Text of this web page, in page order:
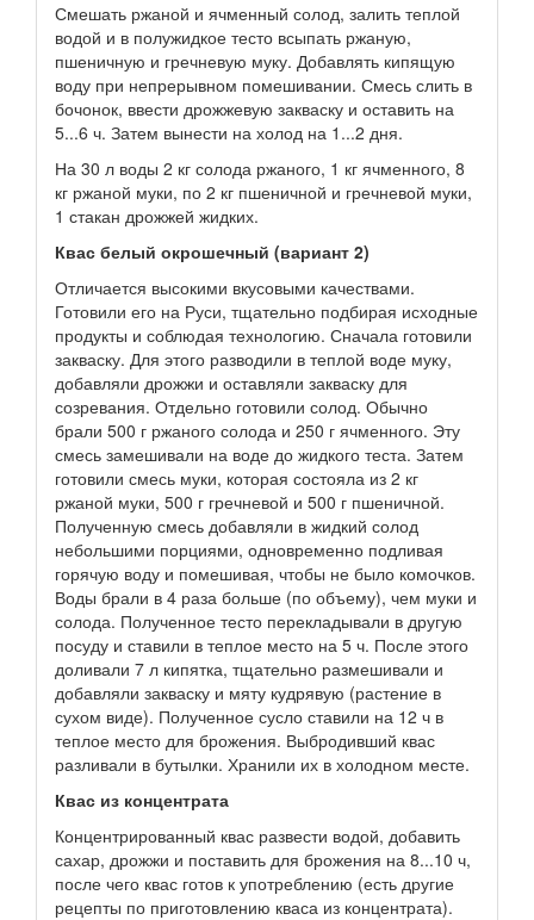
Смешать ржаной и ячменный солод, залить теплой
водой и в полужидкое тесто всыпать ржаную,
пшеничную и гречневую муку. Добавлять кипящую
воду при непрерывном помешивании. Смесь слить в
бочонок, ввести дрожжевую закваску и оставить на
5...6 ч. Затем вынести на холод на 1...2 дня.
На 30 л воды 2 кг солода ржаного, 1 кг ячменного, 8
кг ржаной муки, по 2 кг пшеничной и гречневой муки,
1 стакан дрожжей жидких.
Квас белый окрошечный (вариант 2)
Отличается высокими вкусовыми качествами.
Готовили его на Руси, тщательно подбирая исходные
продукты и соблюдая технологию. Сначала готовили
закваску. Для этого разводили в теплой воде муку,
добавляли дрожжи и оставляли закваску для
созревания. Отдельно готовили солод. Обычно
брали 500 г ржаного солода и 250 г ячменного. Эту
смесь замешивали на воде до жидкого теста. Затем
готовили смесь муки, которая состояла из 2 кг
ржаной муки, 500 г гречневой и 500 г пшеничной.
Полученную смесь добавляли в жидкий солод
небольшими порциями, одновременно подливая
горячую воду и помешивая, чтобы не было комочков.
Воды брали в 4 раза больше (по объему), чем муки и
солода. Полученное тесто перекладывали в другую
посуду и ставили в теплое место на 5 ч. После этого
доливали 7 л кипятка, тщательно размешивали и
добавляли закваску и мяту кудрявую (растение в
сухом виде). Полученное сусло ставили на 12 ч в
теплое место для брожения. Выбродивший квас
разливали в бутылки. Хранили их в холодном месте.
Квас из концентрата
Концентрированный квас развести водой, добавить
сахар, дрожжи и поставить для брожения на 8...10 ч,
после чего квас готов к употреблению (есть другие
рецепты по приготовлению кваса из концентрата).